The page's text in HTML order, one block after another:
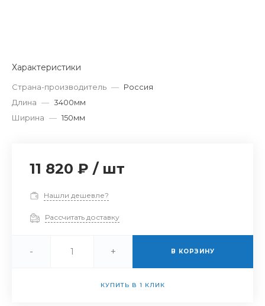
Характеристики
Страна-производитель — Россия
Длина — 3400мм
Ширина — 150мм
11 820 ₽ / шт
Нашли дешевле?
Рассчитать доставку
- + В КОРЗИНУ
КУПИТЬ В 1 КЛИК